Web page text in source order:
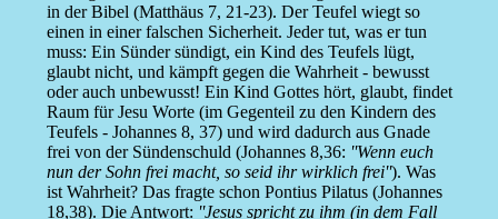
in der Bibel (Matthäus 7, 21-23). Der Teufel wiegt so
einen in einer falschen Sicherheit. Jeder tut, was er tun
muss: Ein Sünder sündigt, ein Kind des Teufels lügt,
glaubt nicht, und kämpft gegen die Wahrheit - bewusst
oder auch unbewusst! Ein Kind Gottes hört, glaubt, findet
Raum für Jesu Worte (im Gegenteil zu den Kindern des
Teufels - Johannes 8, 37) und wird dadurch aus Gnade
frei von der Sündenschuld (Johannes 8,36: ''Wenn euch
nun der Sohn frei macht, so seid ihr wirklich frei''). Was
ist Wahrheit? Das fragte schon Pontius Pilatus (Johannes
18,38). Die Antwort: ''Jesus spricht zu ihm (in dem Fall